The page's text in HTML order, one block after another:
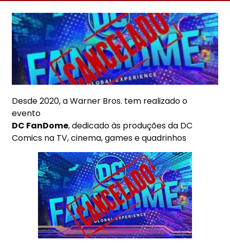
Desde 2020, a Warner Bros. tem realizado o
evento
DC FanDome, dedicado às produções da DC
Comics na TV, cinema, games e quadrinhos